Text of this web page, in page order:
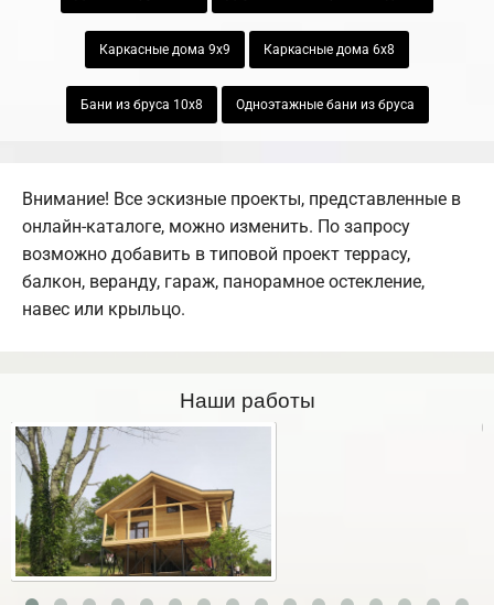
Каркасные дома 9х9 Каркасные дома 6х8
Бани из бруса 10х8 Одноэтажные бани из бруса
Внимание! Все эскизные проекты, представленные в
онлайн-каталоге, можно изменить. По запросу
возможно добавить в типовой проект террасу,
балкон, веранду, гараж, панорамное остекление,
навес или крыльцо.
Наши работы